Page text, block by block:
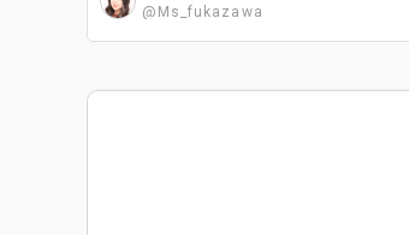
@Ms_fukazawa